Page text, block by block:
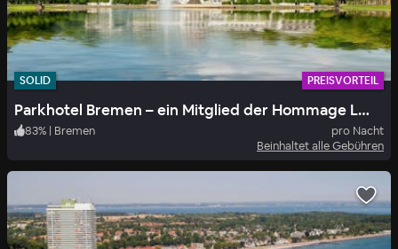
SOLID PREISVORTEIL
Parkhotel Bremen – ein Mitglied der Hommage Luxury Hotels Collection
83% | Bremen
pro Nacht
Beinhaltet alle Gebühren